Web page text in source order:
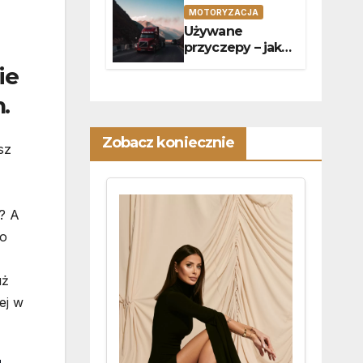
A
w
kodu
MOTORYZACJA
Używane
przyczepy – jak
dobrać sprzęt do
Zobacz koniecznie